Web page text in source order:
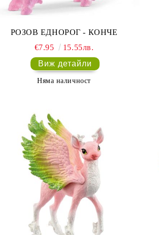
РОЗОВ ЕДНОРОГ - КОНЧЕ
€7.95
15.55лв.
Виж детайли
Няма наличност